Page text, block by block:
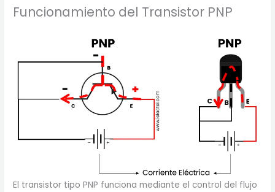
Funcionamiento del Transistor PNP
El transistor tipo PNP funciona mediante el control del flujo